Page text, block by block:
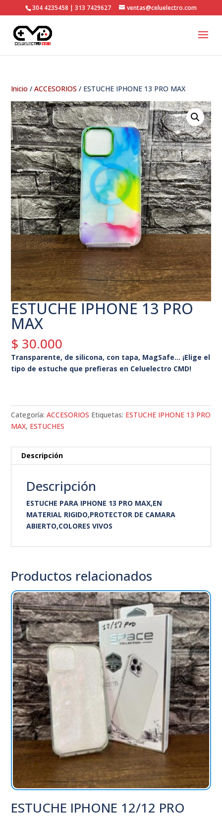
304 4235458 | 313 7429627 ventas@celuelectro.com
Inicio /ACCESORIOS / ESTUCHE IPHONE 13 PRO MAX
ESTUCHE IPHONE 13 PRO
MAX
$ 30.000
Transparente, de silicona, con tapa, MagSafe… ¡Elige el
tipo de estuche que prefieras en Celuelectro CMD!
Categoría:ACCESORIOS Etiquetas: ESTUCHE IPHONE 13 PRO
MAX, ESTUCHES
Descripción
Descripción
ESTUCHE PARA IPHONE 13 PRO MAX,EN
MATERIAL RIGIDO,PROTECTOR DE CAMARA
ABIERTO,COLORES VIVOS
Productos relacionados
ESTUCHE IPHONE 12/12 PRO